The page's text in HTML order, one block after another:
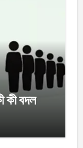
কী বদল